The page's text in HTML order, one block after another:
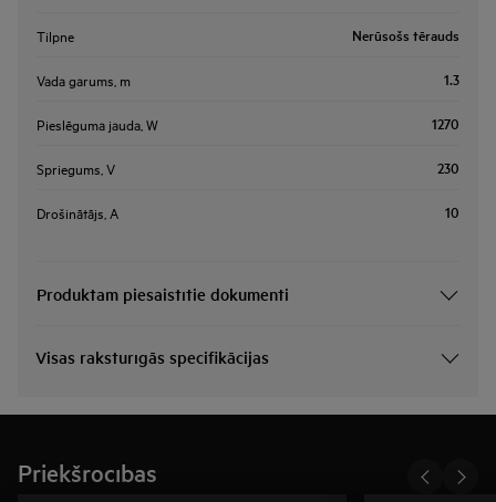
Tilpne Nerūsošs tērauds
Vada garums, m 1.3
Pieslēguma jauda, W 1270
Spriegums, V 230
Drošinātājs, A 10
Produktam piesaistītie dokumenti
Visas raksturīgās specifikācijas
Priekšrocības